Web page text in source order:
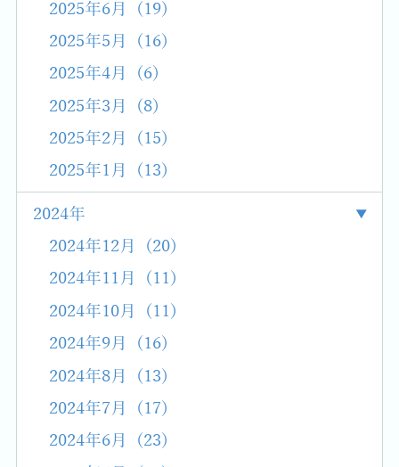
2025年6月 (19)
2025年5月 (16)
2025年4月 (6)
2025年3月 (8)
2025年2月 (15)
2025年1月 (13)
2024年
2024年12月 (20)
2024年11月 (11)
2024年10月 (11)
2024年9月 (16)
2024年8月 (13)
2024年7月 (17)
2024年6月 (23)